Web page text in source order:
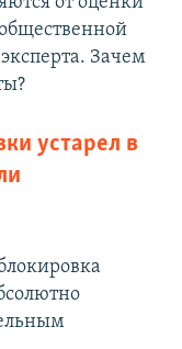
Зачем
устарел в